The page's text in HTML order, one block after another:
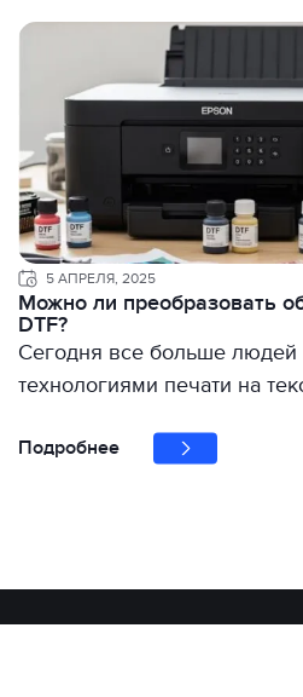
5 АПРЕЛЯ, 2025
Можно ли преобразовать
DTF?
Сегодня все больше людей
технологиями печати на
Подробнее